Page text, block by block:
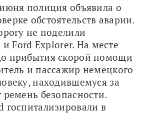
полиция объявила о
обстоятельств аварии.
не поделили
и Ford Explorer. На месте
прибытия скорой помощи
и пассажир немецкого
находившемуся за
безопасности.
госпитализировали в